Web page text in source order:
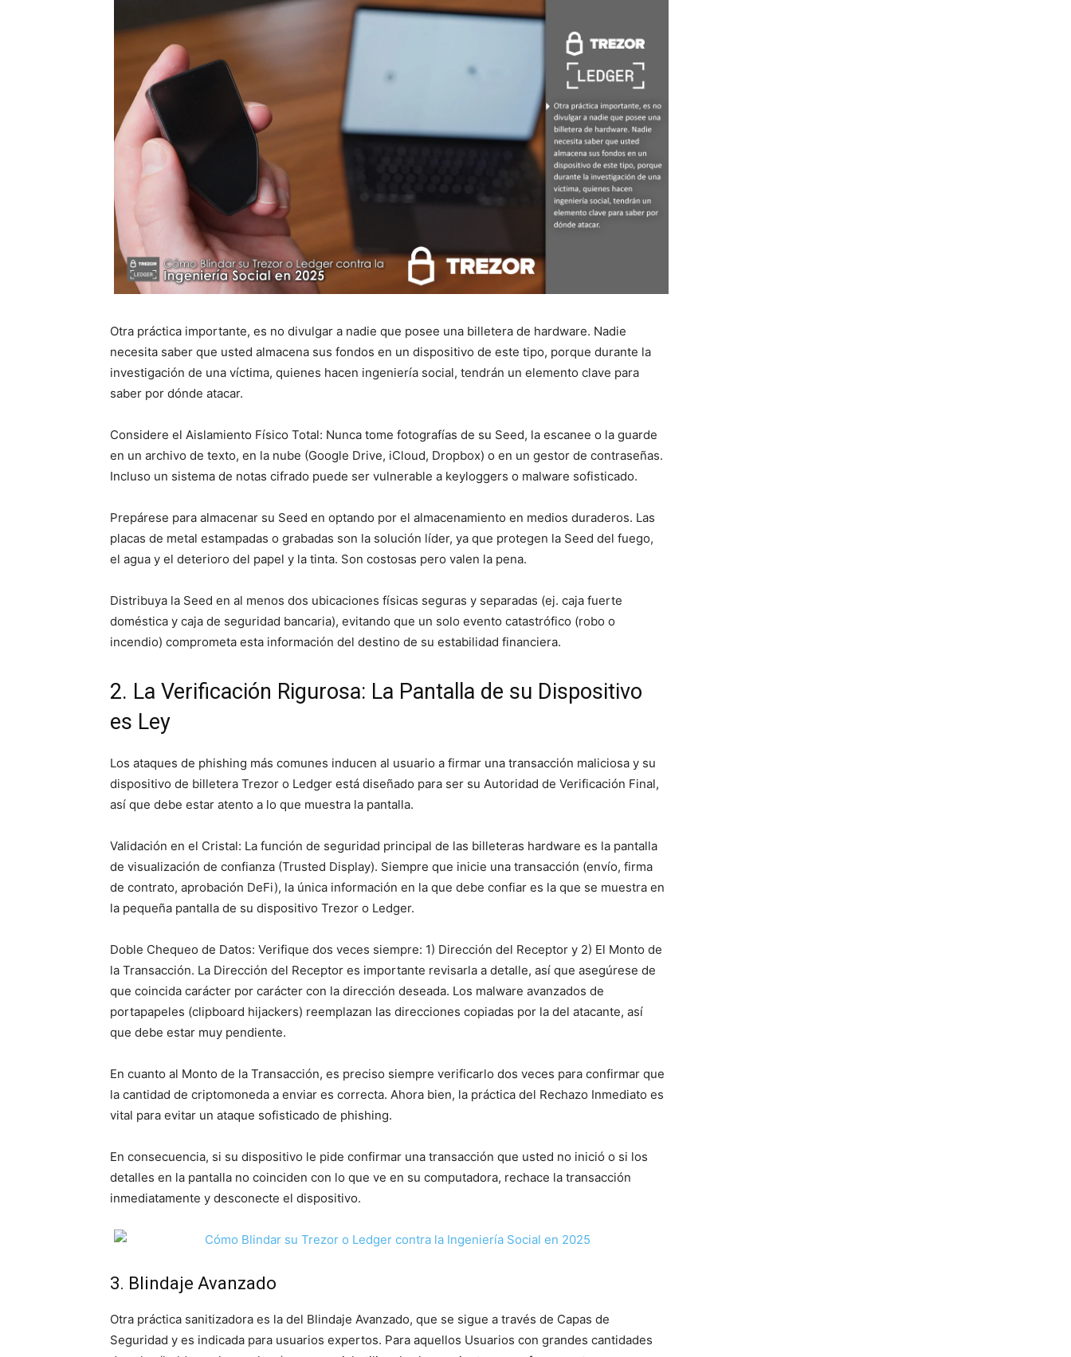
Otra práctica importante, es no divulgar a nadie que posee una billetera de hardware. Nadie
necesita saber que usted almacena sus fondos en un dispositivo de este tipo, porque durante la
investigación de una víctima, quienes hacen ingeniería social, tendrán un elemento clave para
saber por dónde atacar.
Considere el Aislamiento Físico Total: Nunca tome fotografías de su Seed, la escanee o la guarde
en un archivo de texto, en la nube (Google Drive, iCloud, Dropbox) o en un gestor de contraseñas.
Incluso un sistema de notas cifrado puede ser vulnerable a keyloggers o malware sofisticado.
Prepárese para almacenar su Seed en optando por el almacenamiento en medios duraderos. Las
placas de metal estampadas o grabadas son la solución líder, ya que protegen la Seed del fuego,
el agua y el deterioro del papel y la tinta. Son costosas pero valen la pena.
Distribuya la Seed en al menos dos ubicaciones físicas seguras y separadas (ej. caja fuerte
doméstica y caja de seguridad bancaria), evitando que un solo evento catastrófico (robo o
incendio) comprometa esta información del destino de su estabilidad financiera.
2. La Verificación Rigurosa: La Pantalla de su Dispositivo
es Ley
Los ataques de phishing más comunes inducen al usuario a firmar una transacción maliciosa y su
dispositivo de billetera Trezor o Ledger está diseñado para ser su Autoridad de Verificación Final,
así que debe estar atento a lo que muestra la pantalla.
Validación en el Cristal: La función de seguridad principal de las billeteras hardware es la pantalla
de visualización de confianza (Trusted Display). Siempre que inicie una transacción (envío, firma
de contrato, aprobación DeFi), la única información en la que debe confiar es la que se muestra en
la pequeña pantalla de su dispositivo Trezor o Ledger.
Doble Chequeo de Datos: Verifique dos veces siempre: 1) Dirección del Receptor y 2) El Monto de
la Transacción. La Dirección del Receptor es importante revisarla a detalle, así que asegúrese de
que coincida carácter por carácter con la dirección deseada. Los malware avanzados de
portapapeles (clipboard hijackers) reemplazan las direcciones copiadas por la del atacante, así
que debe estar muy pendiente.
En cuanto al Monto de la Transacción, es preciso siempre verificarlo dos veces para confirmar que
la cantidad de criptomoneda a enviar es correcta. Ahora bien, la práctica del Rechazo Inmediato es
vital para evitar un ataque sofisticado de phishing.
En consecuencia, si su dispositivo le pide confirmar una transacción que usted no inició o si los
detalles en la pantalla no coinciden con lo que ve en su computadora, rechace la transacción
inmediatamente y desconecte el dispositivo.
3. Blindaje Avanzado
Otra práctica sanitizadora es la del Blindaje Avanzado, que se sigue a través de Capas de
Seguridad y es indicada para usuarios expertos. Para aquellos Usuarios con grandes cantidades